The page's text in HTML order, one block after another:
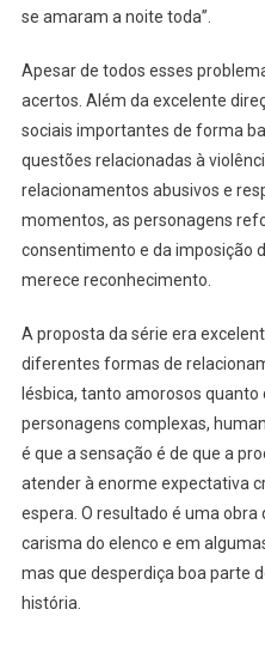
se amaram a noite toda”.
Apesar de todos esses
acertos. Além da excelente
sociais importantes de forma
questões relacionadas à
relacionamentos abusivos e
momentos, as personagens
consentimento e da imposição
merece reconhecimento.
A proposta da série era
diferentes formas de
lésbica, tanto amorosos
personagens complexas,
é que a sensação é de que a
atender à enorme expectativa
espera. O resultado é uma
carisma do elenco e em
mas que desperdiça boa parte
história.